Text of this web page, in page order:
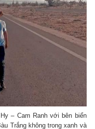
– Cam Ranh với bên biển
Trắng không trong xanh và